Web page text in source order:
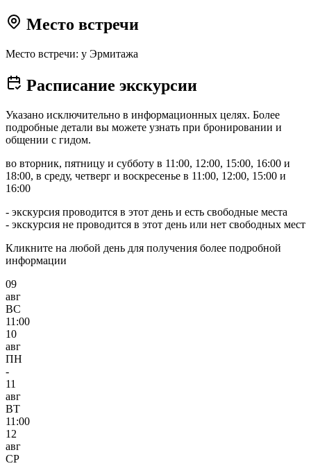
Место встречи
Место встречи: у Эрмитажа
Расписание экскурсии
Указано исключительно в информационных целях. Более
подробные детали вы можете узнать при бронировании и
общении с гидом.
во вторник, пятницу и субботу в 11:00, 12:00, 15:00, 16:00 и
18:00, в среду, четверг и воскресенье в 11:00, 12:00, 15:00 и
16:00
- экскурсия проводится в этот день и есть свободные места
- экскурсия не проводится в этот день или нет свободных мест
Кликните на любой день для получения более подробной
информации
09
авг
ВС
11:00
10
авг
ПН
-
11
авг
ВТ
11:00
12
авг
СР